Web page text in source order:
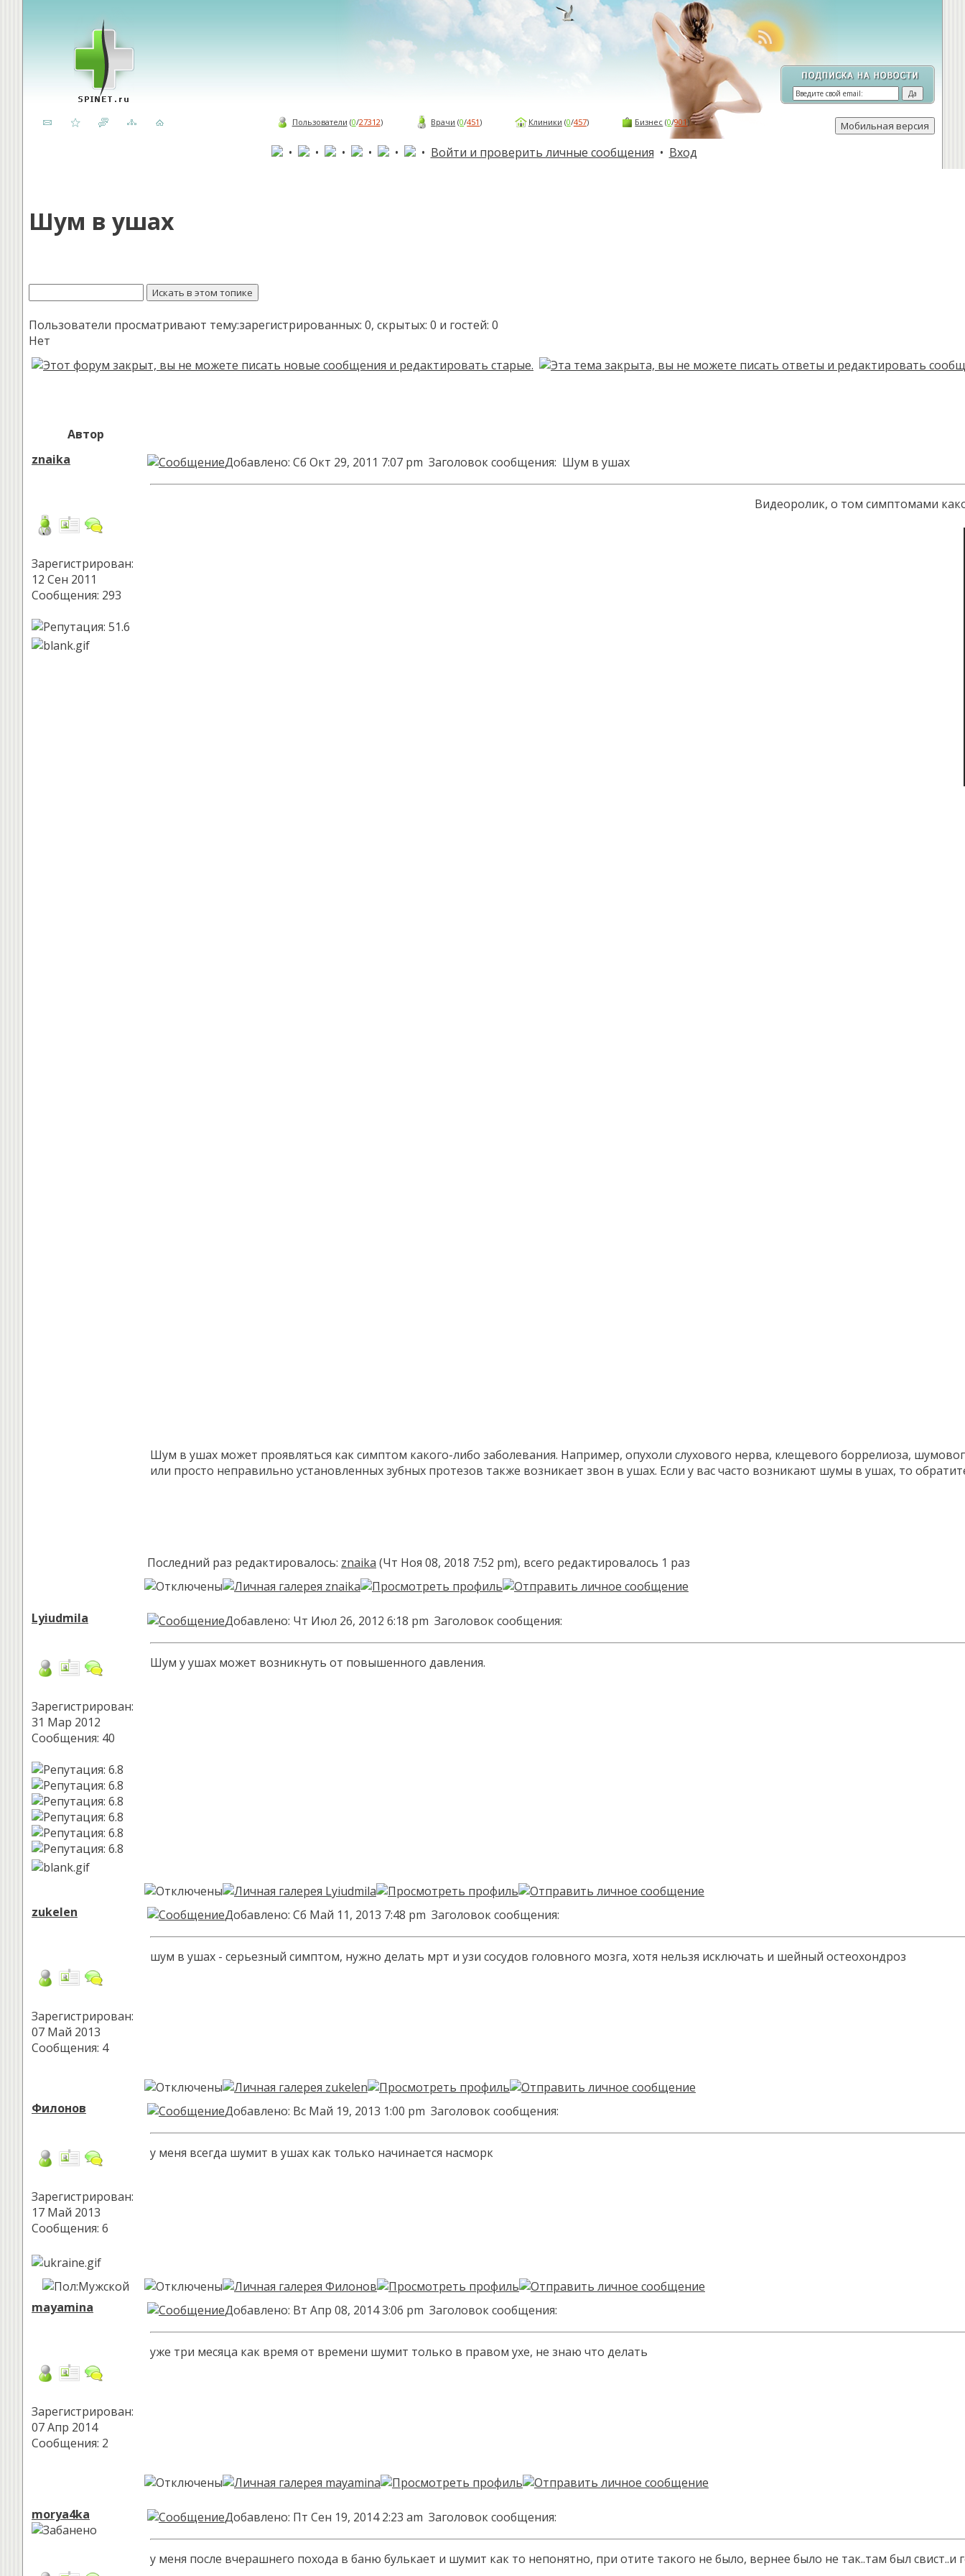
Пользователи (0/27312) Врачи (0/451) Клиники (0/457) Бизнес (0/901)
• • • • • • Войти и проверить личные сообщения • Вход
Шум в ушах
Пользователи просматривают тему:зарегистрированных: 0, скрытых: 0 и гостей: 0
Нет
Автор
znaika
Зарегистрирован:
12 Сен 2011
Сообщения: 293
Добавлено: Сб Окт 29, 2011 7:07 pm Заголовок сообщения: Шум в ушах
Видеоролик, о том симптомами
Шум в ушах может проявляться как симптом какого-либо заболевания. Например, опухоли слухового нерва, клещевого боррелиоза,
или просто неправильно установленных зубных протезов также возникает звон в ушах. Если у вас часто возникают шумы в ушах, то
Последний раз редактировалось: znaika (Чт Ноя 08, 2018 7:52 pm), всего редактировалось 1 раз
Lyiudmila
Зарегистрирован:
31 Мар 2012
Сообщения: 40
Добавлено: Чт Июл 26, 2012 6:18 pm Заголовок сообщения:
Шум у ушах может возникнуть от повышенного давления.
zukelen
Зарегистрирован:
07 Май 2013
Сообщения: 4
Добавлено: Сб Май 11, 2013 7:48 pm Заголовок сообщения:
шум в ушах - серьезный симптом, нужно делать мрт и узи сосудов головного мозга, хотя нельзя исключать и шейный остеохондроз
Филонов
Зарегистрирован:
17 Май 2013
Сообщения: 6
Добавлено: Вс Май 19, 2013 1:00 pm Заголовок сообщения:
у меня всегда шумит в ушах как только начинается насморк
mayamina
Зарегистрирован:
07 Апр 2014
Сообщения: 2
Добавлено: Вт Апр 08, 2014 3:06 pm Заголовок сообщения:
уже три месяца как время от времени шумит только в правом ухе, не знаю что делать
morya4ka Добавлено: Пт Сен 19, 2014 2:23 am Заголовок сообщения:
у меня после вчерашнего похода в баню булькает и шумит как то непонятно, при отите такого не было, вернее было не так..там был